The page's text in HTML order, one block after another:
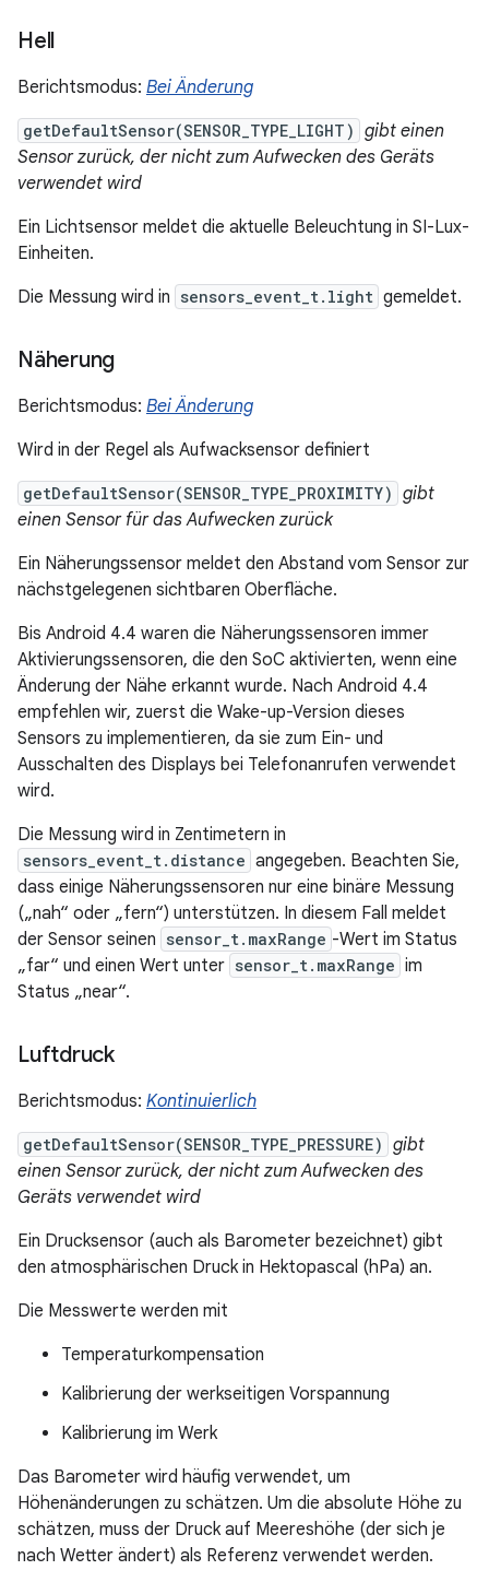
Hell
Berichtsmodus: Bei Änderung
getDefaultSensor(SENSOR_TYPE_LIGHT) gibt einen
Sensor zurück, der nicht zum Aufwecken des Geräts
verwendet wird
Ein Lichtsensor meldet die aktuelle Beleuchtung in SI-Lux-
Einheiten.
Die Messung wird in sensors_event_t.light gemeldet.
Näherung
Berichtsmodus: Bei Änderung
Wird in der Regel als Aufwacksensor definiert
getDefaultSensor(SENSOR_TYPE_PROXIMITY) gibt
einen Sensor für das Aufwecken zurück
Ein Näherungssensor meldet den Abstand vom Sensor zur
nächstgelegenen sichtbaren Oberfläche.
Bis Android 4.4 waren die Näherungssensoren immer
Aktivierungssensoren, die den SoC aktivierten, wenn eine
Änderung der Nähe erkannt wurde. Nach Android 4.4
empfehlen wir, zuerst die Wake-up-Version dieses
Sensors zu implementieren, da sie zum Ein- und
Ausschalten des Displays bei Telefonanrufen verwendet
wird.
Die Messung wird in Zentimetern in
sensors_event_t.distance angegeben. Beachten Sie,
dass einige Näherungssensoren nur eine binäre Messung
(„nah“ oder „fern“) unterstützen. In diesem Fall meldet
der Sensor seinen sensor_t.maxRange -Wert im Status
„far“ und einen Wert unter sensor_t.maxRange im
Status „near“.
Luftdruck
Berichtsmodus: Kontinuierlich
getDefaultSensor(SENSOR_TYPE_PRESSURE) gibt
einen Sensor zurück, der nicht zum Aufwecken des
Geräts verwendet wird
Ein Drucksensor (auch als Barometer bezeichnet) gibt
den atmosphärischen Druck in Hektopascal (hPa) an.
Die Messwerte werden mit
Temperaturkompensation
Kalibrierung der werkseitigen Vorspannung
Kalibrierung im Werk
Das Barometer wird häufig verwendet, um
Höhenänderungen zu schätzen. Um die absolute Höhe zu
schätzen, muss der Druck auf Meereshöhe (der sich je
nach Wetter ändert) als Referenz verwendet werden.